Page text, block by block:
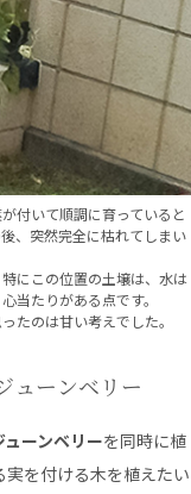
付いて順調に育っていると
、突然完全に枯れてしまい
にこの位置の土壌は、水は
当たりがある点です。
たのは甘い考えでした。
ューンベリー
ューンベリーを同時に植
を付ける木を植えたい